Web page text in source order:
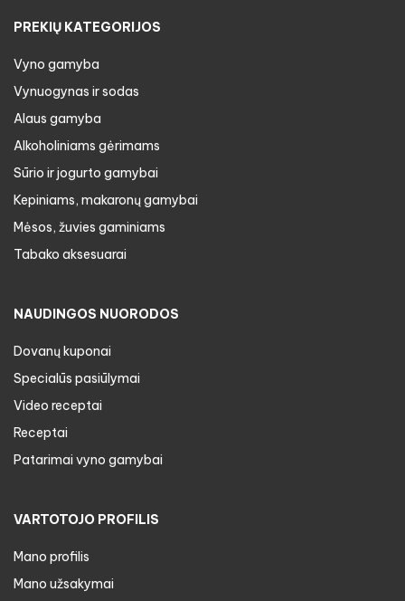
PREKIŲ KATEGORIJOS
Vyno gamyba
Vynuogynas ir sodas
Alaus gamyba
Alkoholiniams gėrimams
Sūrio ir jogurto gamybai
Kepiniams, makaronų gamybai
Mėsos, žuvies gaminiams
Tabako aksesuarai
NAUDINGOS NUORODOS
Dovanų kuponai
Specialūs pasiūlymai
Video receptai
Receptai
Patarimai vyno gamybai
VARTOTOJO PROFILIS
Mano profilis
Mano užsakymai